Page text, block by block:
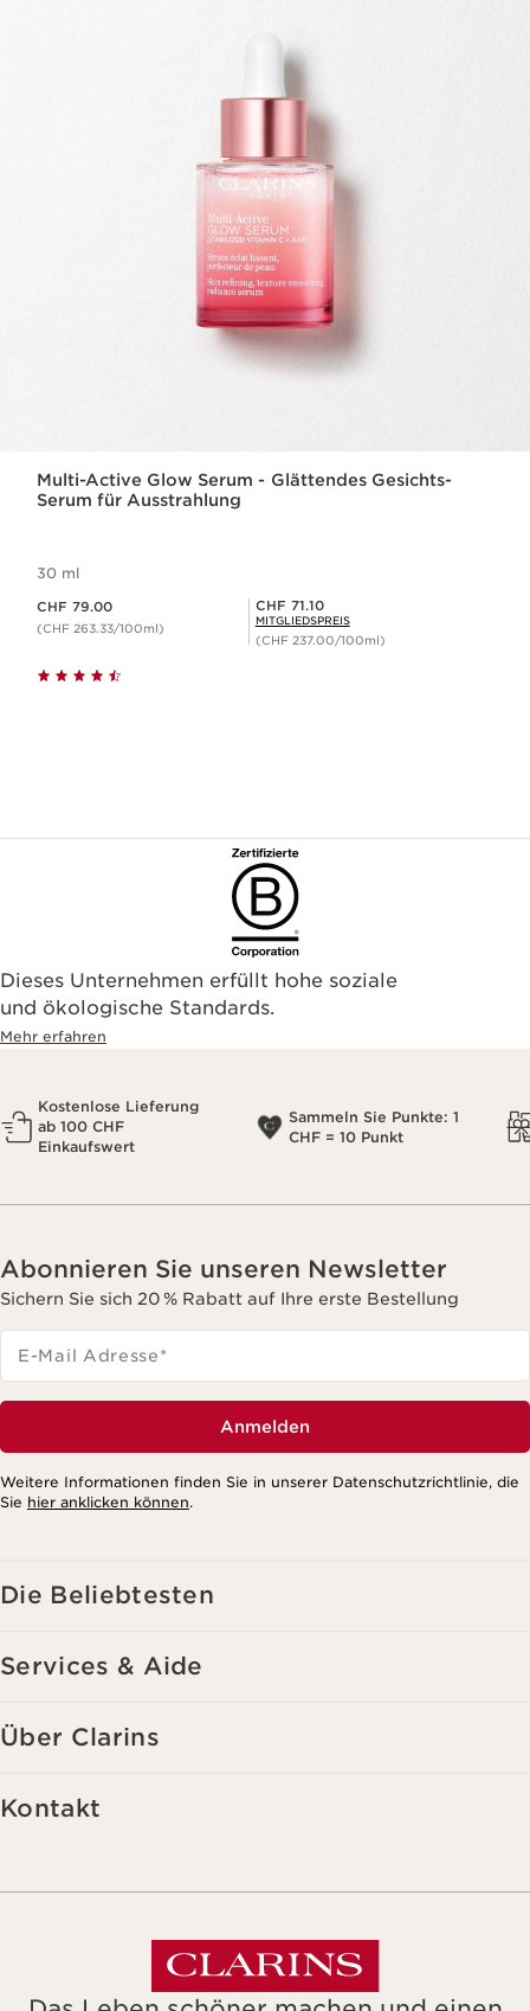
Multi-Active Glow Serum - Glättendes Gesichts-
Serum für Ausstrahlung
30 ml
CHF 79.00
(CHF 263.33/100ml)
Mitgliederpreis CHF 71.10
CHF 71.10
MITGLIEDSPREIS
(CHF 237.00/100ml)
Dieses Unternehmen erfüllt hohe soziale
und ökologische Standards.
Mehr erfahren
Kostenlose Lieferung
ab 100 CHF
Einkaufswert
Sammeln Sie Punkte: 1
CHF = 10 Punkt
Abonnieren Sie unseren Newsletter
Sichern Sie sich 20 % Rabatt auf Ihre erste Bestellung
E-Mail Adresse*
Anmelden
Weitere Informationen finden Sie in unserer Datenschutzrichtlinie, die
Sie hier anklicken können.
Die Beliebtesten
Services & Aide
Über Clarins
Kontakt